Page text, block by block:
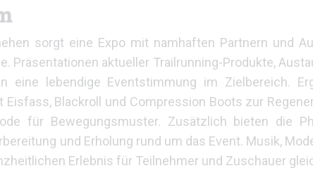
sorgt eine Expo mit namhaften Partnern und
Präsentationen aktueller Trailrunning-Produkte,
eine lebendige Eventstimmung im Zielbereich.
Eisfass, Blackroll und Compression Boots zur
für Bewegungsmuster. Zusätzlich bieten die
und Erholung rund um das Event. Musik,
Erlebnis für Teilnehmer und Zuschauer